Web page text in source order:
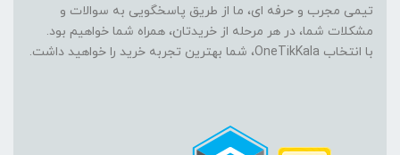
تیمی مجرب و حرفه ای، ما از طریق پاسخگویی به سوالات و
مشکلات شما، در هر مرحله از خریدتان، همراه شما خواهیم بود.
با انتخاب OneTikKala، شما بهترین تجربه خرید را خواهید داشت.